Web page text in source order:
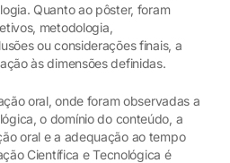
Quanto ao pôster, foram
metodologia,
ou considerações finais, a
às dimensões definidas.
oral, onde foram observadas a
o domínio do conteúdo, a
oral e a adequação ao tempo
Científica e Tecnológica é